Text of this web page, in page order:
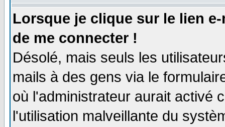
Lorsque je clique sur le lien
de me connecter !
Désolé, mais seuls les
mails à des gens via le
où l'administrateur aurait activé
l'utilisation malveillante du